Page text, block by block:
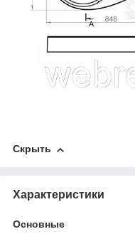
Скрыть
Характеристики
Основные